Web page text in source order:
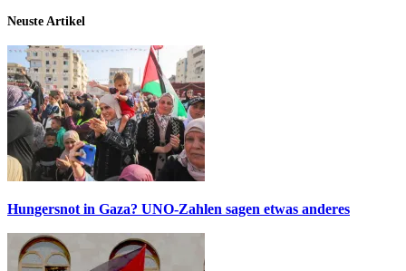
Neuste Artikel
Hungersnot in Gaza? UNO-Zahlen sagen etwas anderes